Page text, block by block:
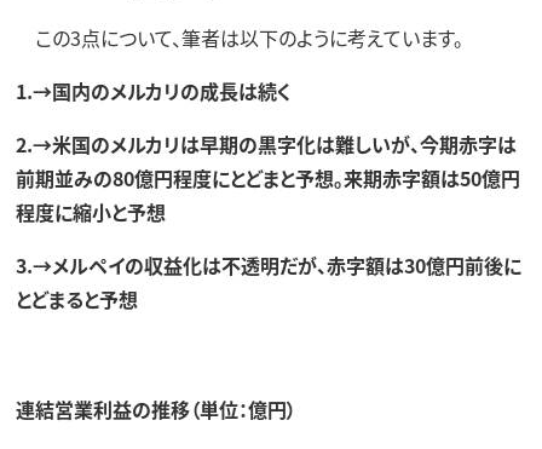
この3点について、筆者は以下のように考えています。
1.→国内のメルカリの成長は続く
2.→米国のメルカリは早期の黒字化は難しいが、今期赤字は
前期並みの80億円程度にとどまと予想。来期赤字額は50億円
程度に縮小と予想
3.→メルペイの収益化は不透明だが、赤字額は30億円前後に
とどまると予想
連結営業利益の推移（単位：億円）